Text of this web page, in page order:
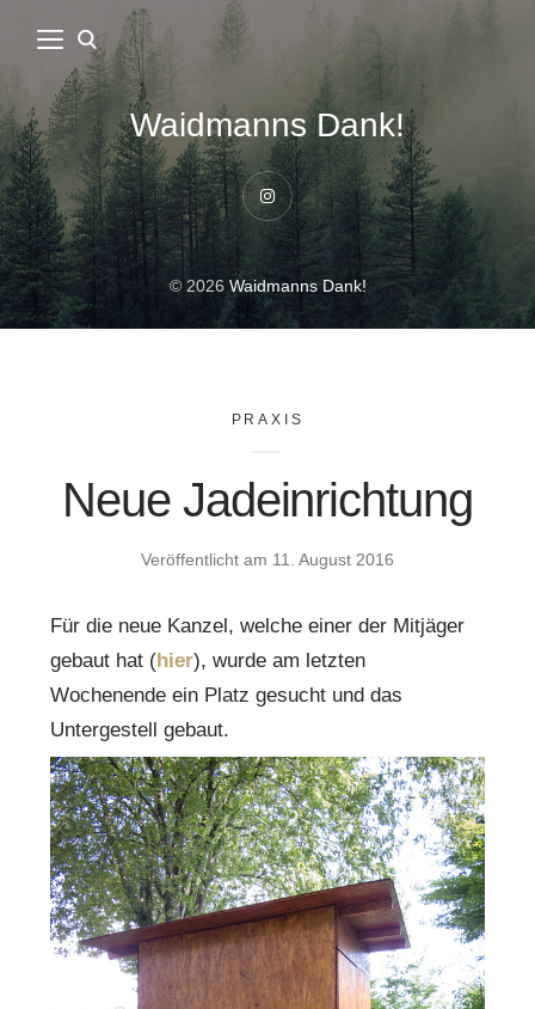
Waidmanns Dank!
Instagram
© 2026Waidmanns Dank!
PRAXIS
Neue Jadeinrichtung
Veröffentlicht am 11. August 2016
Für die neue Kanzel, welche einer der Mitjäger
gebaut hat (hier), wurde am letzten
Wochenende ein Platz gesucht und das
Untergestell gebaut.